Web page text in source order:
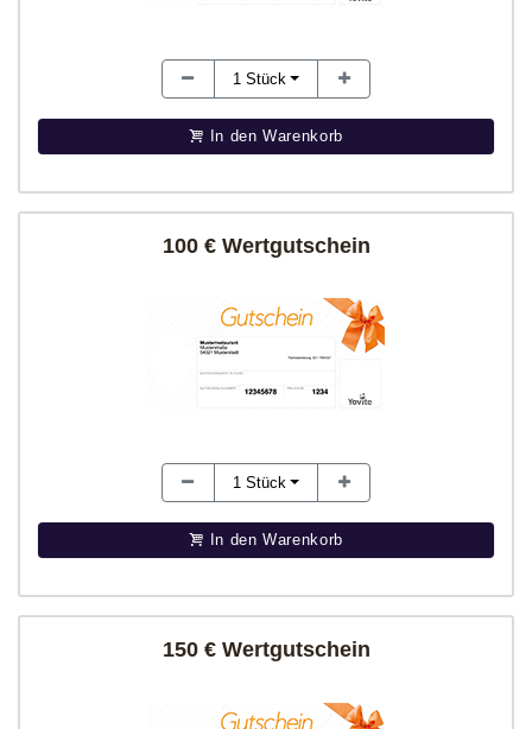
1 Stück
In den Warenkorb
100 € Wertgutschein
1 Stück
In den Warenkorb
150 € Wertgutschein